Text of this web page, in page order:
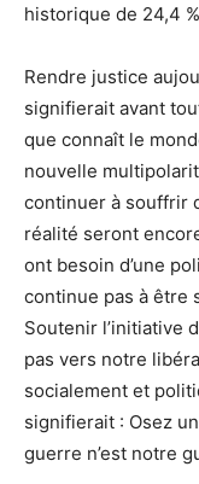
historique de 24,4
Rendre justice
signifierait avant
que connaît le
nouvelle
continuer à souffrir
réalité seront
ont besoin d’une
continue pas à être
Soutenir l’initiative
pas vers notre
socialement et
signifierait : Osez
guerre n’est notre